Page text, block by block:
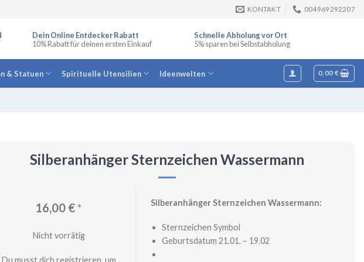
KONTAKT 004969292207
Dein Online Entdecker Rabatt
10% Rabatt für deinen ersten Einkauf
Schnelle Abholung vor Ort
5% sparen bei Selbstabholung
& Statuen Spirituelle Utensilien Ideenwelten 0,00 €
Silberanhänger Sternzeichen Wassermann
16,00 €*
Nicht vorrätig
Du musst dich registrieren, um
Silberanhänger Sternzeichen Wassermann:
Sternzeichen Symbol
Geburtsdatum 21.01. – 19.02